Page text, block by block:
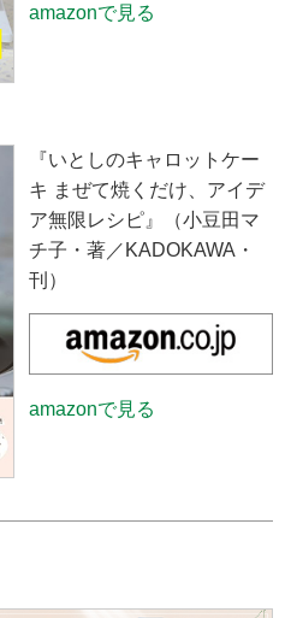
amazonで見る
『いとしのキャロットケー
キ まぜて焼くだけ、アイデ
ア無限レシピ』（小豆田マ
チ子・著／KADOKAWA・
刊）
amazonで見る